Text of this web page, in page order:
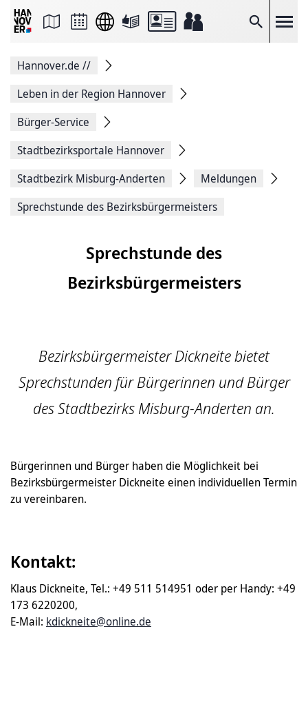
Suche
Seite
Facebook
teilen
Seitenlink
Seite
Hannover.de //
Leben in der Region Hannover
Bürger-Service
Stadtbezirksportale Hannover
Stadtbezirk Misburg-Anderten
Meldungen
Sprechstunde des Bezirksbürgermeisters
Sprechstunde des
Bezirksbürgermeisters
Bezirksbürgermeister Dickneite bietet
Sprechstunden für Bürgerinnen und Bürger
des Stadtbezirks Misburg-Anderten an.
Bürgerinnen und Bürger haben die Möglichkeit bei
Bezirksbürgermeister Dickneite einen individuellen Termin
zu vereinbaren.
Kontakt:
Klaus Dickneite, Tel.: +49 511 514951 oder per Handy: +49
173 6220200,
E-Mail: kdickneite@online.de